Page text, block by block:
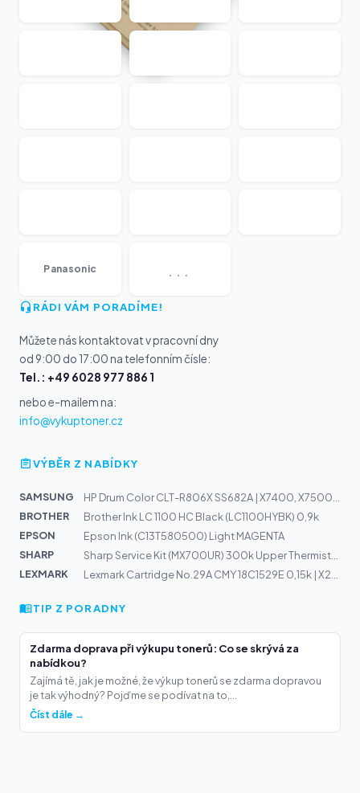
Panasonic ...
RÁDI VÁM PORADÍME!
Můžete nás kontaktovat v pracovní dny
od 9:00 do 17:00 na telefonním čísle:
Tel.: +49 6028 977 886 1
nebo e-mailem na:
info@vykuptoner.cz
VÝBĚR Z NABÍDKY
SAMSUNG
BROTHER
Brother Ink LC 1100 HC Black (LC1100HYBK) 0,9k
EPSON
Epson Ink (C13T580500) Light MAGENTA
SHARP
LEXMARK
TIP Z PORADNY
Zdarma doprava při výkupu tonerů: Co se skrývá za
nabídkou?
Zajímá tě, jak je možné, že výkup tonerů se zdarma dopravou
je tak výhodný? Pojďme se podívat na to,...
Číst dále →